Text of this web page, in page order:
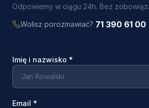
Odpowiemy w ciągu 24h. Bez
Wolisz porozmawiać? 71 390 61 00
Imię i nazwisko *
Email *